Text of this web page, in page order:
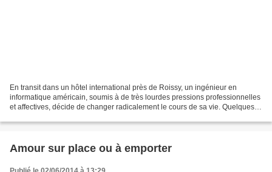
En transit dans un hôtel international près de Roissy, un ingénieur en
informatique américain, soumis à de très lourdes pressions professionnelles
et affectives, décide de changer radicalement le cours de sa vie. Quelques
Amour sur place ou à emporter